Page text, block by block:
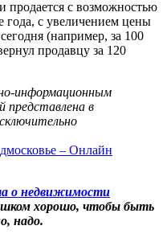
продается с возможностью
года, с увеличением цены
(например, за 100
продавцу за 120
информационным
представлена в
– Онлайн
о недвижимости
хорошо, чтобы быть
надо.